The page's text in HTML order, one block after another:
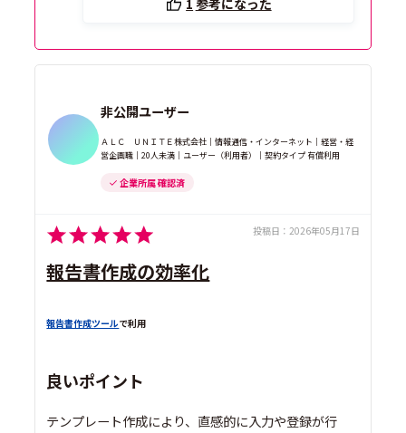
非公開ユーザー
ＡＬＣ ＵＮＩＴＥ株式会社｜情報通信・インターネット｜経営・経
営企画職｜20人未満｜ユーザー（利用者）｜契約タイプ 有償利用
企業所属 確認済
投稿日： 2026年05月17日
報告書作成の効率化
報告書作成ツールで利用
良いポイント
テンプレート作成により、直感的に入力や登録が行